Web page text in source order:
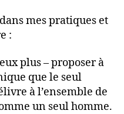
mes pratiques et
:
plus – proposer à
que le seul
à l’ensemble de
un seul homme.